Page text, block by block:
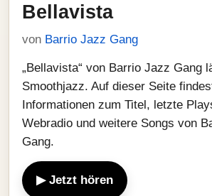
Bellavista
von Barrio Jazz Gang
„Bellavista“ von Barrio Jazz Gang
Smoothjazz. Auf dieser Seite
Informationen zum Titel, letzte
Webradio und weitere Songs von
Gang.
▶ Jetzt hören